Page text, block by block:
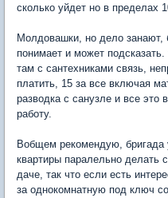
сколько уйдет но в пределах
Молдовашки, но дело занают,
понимает и может
там с сантехниками связь,
платить, 15 за все включая
разводка с санузле и все это
работу.
Вобщем рекомендую, бригада
квартиры паралельно делать
даче, так что если есть
за однокомнатную под ключ